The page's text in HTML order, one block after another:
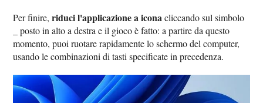
Per finire,riduci l'applicazione a iconacliccando sul simbolo
posto in alto a destra e il gioco è fatto: a partire da questo
momento, puoi ruotare rapidamente lo schermo del computer,
usando le combinazioni di tasti specificate in precedenza.